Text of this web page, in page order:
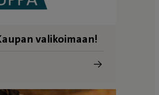
valikoimaan!